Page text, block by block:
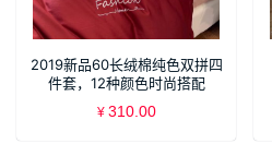
2019新品60长绒棉纯色双拼四
件套，12种颜色时尚搭配
¥ 310.00